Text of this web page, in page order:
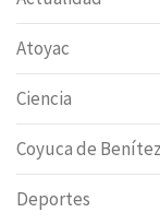
Atoyac
Ciencia
Coyuca de Benítez
Deportes